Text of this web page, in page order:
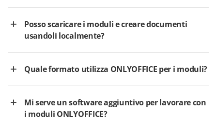
Posso scaricare i moduli e creare documenti
usandoli localmente?
Quale formato utilizza ONLYOFFICE per i moduli?
Mi serve un software aggiuntivo per lavorare con
i moduli ONLYOFFICE?